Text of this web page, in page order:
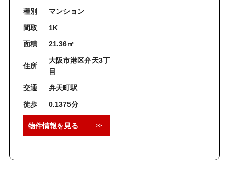
種別
マンション
間取
1K
面積
21.36㎡
住所
大阪市港区弁天3丁
目
交通
弁天町駅
徒歩
0.1375分
物件情報を見る